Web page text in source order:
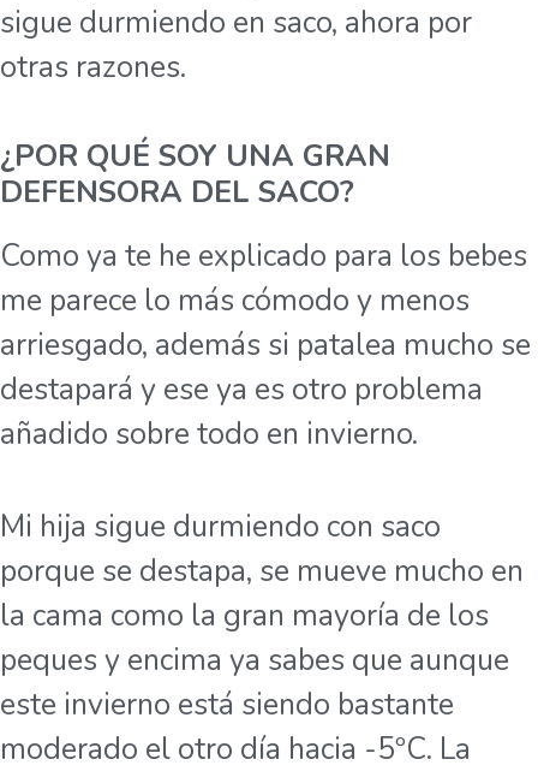
sigue durmiendo en saco, ahora por
otras razones.
¿POR QUÉ SOY UNA GRAN
DEFENSORA DEL SACO?
Como ya te he explicado para los bebes
me parece lo más cómodo y menos
arriesgado, además si patalea mucho se
destapará y ese ya es otro problema
añadido sobre todo en invierno.
Mi hija sigue durmiendo con saco
porque se destapa, se mueve mucho en
la cama como la gran mayoría de los
peques y encima ya sabes que aunque
este invierno está siendo bastante
moderado el otro día hacia -5ºC. La